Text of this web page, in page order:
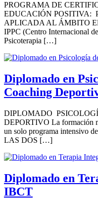
PROGRAMA DE
EDUCACIÓN POSITIVA:
APLICADA AL ÁMBITO
IPPC (Centro Internacional
Psicoterapia […]
Diplomado en
Coaching
DIPLOMADO
DEPORTIVO La formación
un solo programa intensivo
LAS DOS […]
Diplomado en
IBCT